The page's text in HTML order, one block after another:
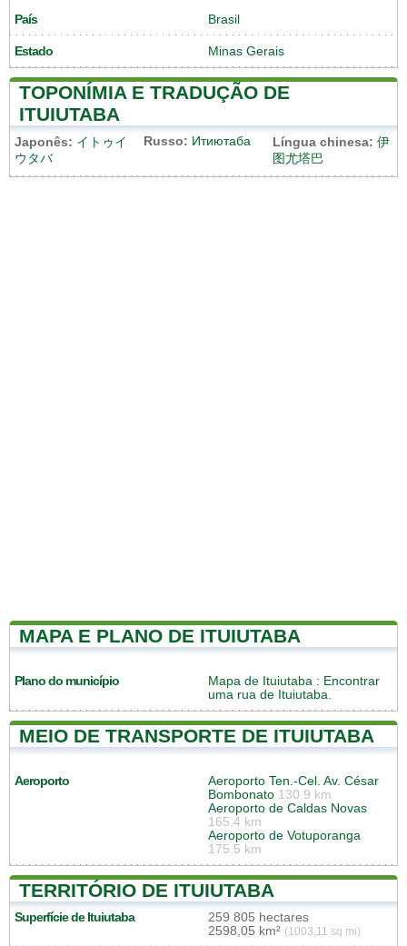
País Brasil
Estado Minas Gerais
TOPONÍMIA E TRADUÇÃO DE
ITUIUTABA
Japonês: イトゥイ
ウタバ
Russo: Итиютаба Língua chinesa: 伊
图尤塔巴
MAPA E PLANO DE ITUIUTABA
Plano do município Mapa de Ituiutaba : Encontrar
uma rua de Ituiutaba.
MEIO DE TRANSPORTE DE ITUIUTABA
Aeroporto
Aeroporto Ten.-Cel. Av. César
Bombonato 130.9 km
Aeroporto de Caldas Novas
165.4 km
Aeroporto de Votuporanga
175.5 km
TERRITÓRIO DE ITUIUTABA
Superfície de Ituiutaba
259 805 hectares
2598,05 km² (1003,11 sq mi)